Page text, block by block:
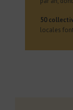
50
locales